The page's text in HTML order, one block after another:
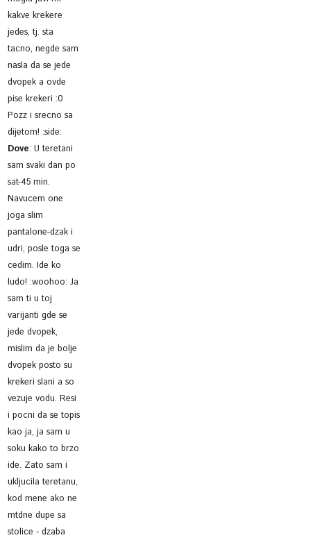
kakve krekere
jedes, tj. sta
tacno, negde sam
nasla da se jede
dvopek a ovde
pise krekeri :0
Pozz i srecno sa
dijetom! :side:
Dove:U teretani
sam svaki dan po
sat-45 min.
Navucem one
joga slim
pantalone-dzak i
udri, posle toga se
cedim. Ide ko
ludo! :woohoo: Ja
sam ti u toj
varijanti gde se
jede dvopek,
mislim da je bolje
dvopek posto su
krekeri slani a so
vezuje vodu. Resi
i pocni da se topis
kao ja, ja sam u
soku kako to brzo
ide. Zato sam i
ukljucila teretanu,
kod mene ako ne
mtdne dupe sa
stolice - dzaba